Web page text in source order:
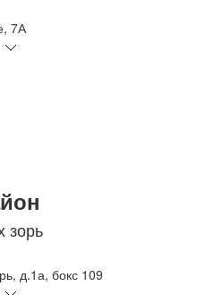
7А
зорь
д.1а, бокс 109